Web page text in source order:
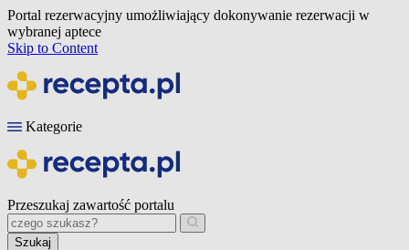
Portal rezerwacyjny umożliwiający dokonywanie rezerwacji w
wybranej aptece
Skip to Content
Kategorie
Przeszukaj zawartość portalu
Szukaj